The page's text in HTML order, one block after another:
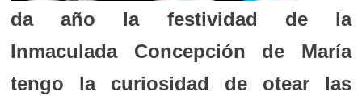
da año la festividad de la
Inmaculada Concepción de María
tengo la curiosidad de otear las